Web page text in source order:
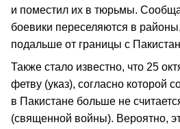
и поместил их в тюрьмы.
боевики переселяются в
подальше от границы с
Также стало известно, что 25
фетву (указ), согласно которой
в Пакистане больше не
(священной войны). Вероятно,